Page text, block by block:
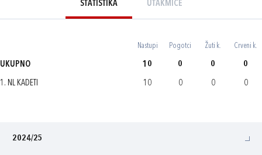
STATISTIKA UTAKMICE
Nastupi Pogotci Žuti k. Crveni k.
UKUPNO 10 0 0 0
1. NL KADETI 10 0 0 0
2024/25